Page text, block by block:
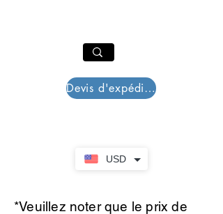
USD
Devis d'expédition
*Veuillez noter que le prix de